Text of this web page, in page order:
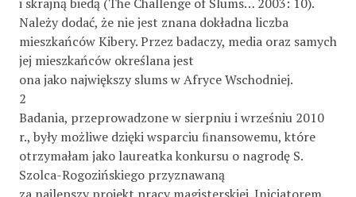
Należy dodać, że nie jest znana dokładna liczba
mieszkańców Kibery. Przez badaczy, media oraz samych
jej mieszkańców określana jest
ona jako największy slums w Afryce Wschodniej.
2
Badania, przeprowadzone w sierpniu i wrześniu 2010
r., były możliwe dzięki wsparciu ﬁnansowemu, które
otrzymałam jako laureatka konkursu o nagrodę S.
Szolca-Rogozińskiego przyznawaną